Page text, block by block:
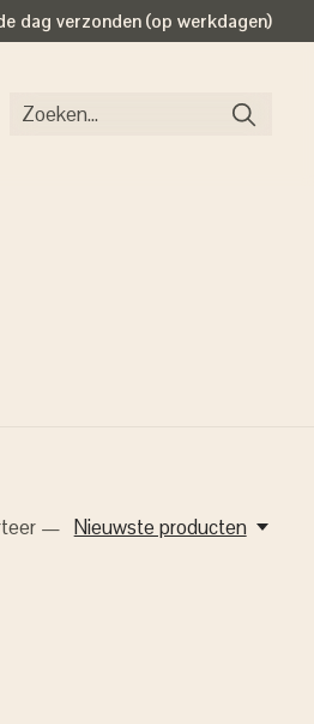
dag verzonden (op werkdagen)
— Nieuwste producten